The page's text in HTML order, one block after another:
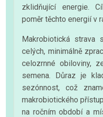
zklidňující energie.
poměr těchto energií v
Makrobiotická strava
celých, minimálně
celozrnné obiloviny,
semena. Důraz je
sezónnost, což
makrobiotického
na ročním období a